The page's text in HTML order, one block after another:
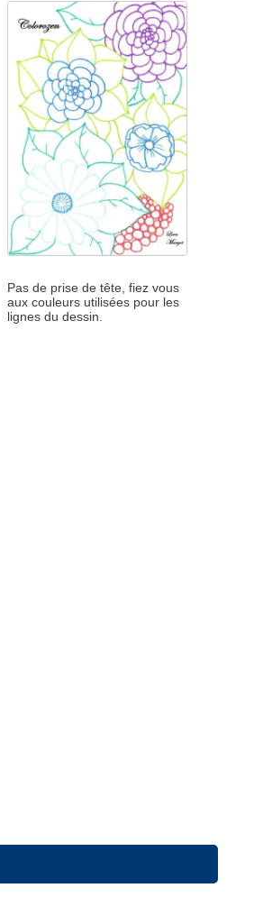
Pas de prise de tête, fiez vous
aux couleurs utilisées pour les
lignes du dessin.